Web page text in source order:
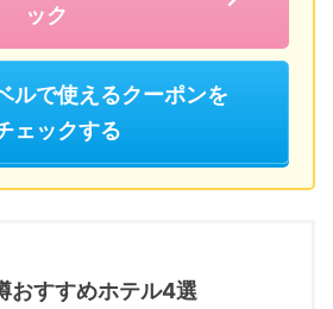
ック
ルで使えるクーポンを
ェックする
おすすめホテル4選